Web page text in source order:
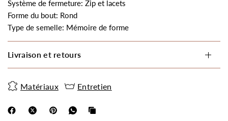
Système de fermeture: Zip et lacets
Forme du bout: Rond
Type de semelle: Mémoire de forme
Livraison et retours
Matériaux Entretien